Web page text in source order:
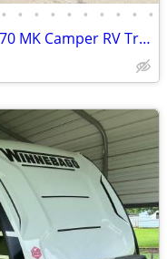
• • • • • • • • • •
2021 Grand Design Imagine M 2670 MK Camper RV Travel Trailer!